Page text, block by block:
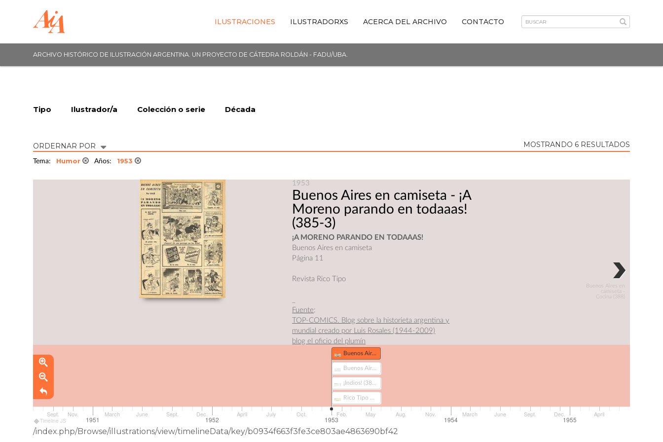
ILUSTRACIONES ILUSTRADORXS ACERCA DEL ARCHIVO CONTACTO
ARCHIVO HISTÓRICO DE ILUSTRACIÓN ARGENTINA. UN PROYECTO DE CÁTEDRA ROLDÁN - FADU/UBA.
Tipo Ilustrador/a Colección o serie Década
ORDERNAR POR MOSTRANDO 6 RESULTADOS
Tema: Humor Años: 1953
1953
Buenos Aires en camiseta - ¡A
Moreno parando en todaaas!
(385-3)
¡A MORENO PARANDO EN TODAAAS!
Buenos Aires en camiseta
Página 11
Revista Rico Tipo
Fuente:
TOP-COMICS. Blog sobre la historieta argentina y
mundial creado por Luis Rosales (1944-2009)
blog el oficio del plumín
Buenos Aires en
camiseta -
Cocina (388)
Timeline JS
Buenos Aires en camiseta - ¡A Moreno parando en todaaas! (385-3)
Buenos Aires en camiseta - Pic-nic (385)
Buenos Aires en camiseta - Diario (385-1)
1951 1952 1953 1954 1955
Sept. Nov. March June Sept. Dec. April July Oct. Feb. May Aug. Nov. March June Sept. Dec. April
/index.php/Browse/illustrations/view/timelineData/key/b0934f663f3fe3ce803ae4863690bf42